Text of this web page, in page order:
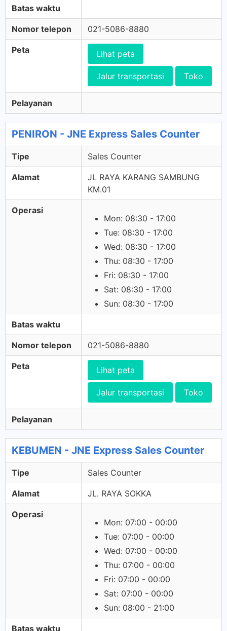
Batas waktu
Nomor telepon 021-5086-8880
Peta Lihat peta
Jalur transportasi Toko
Pelayanan
PENIRON - JNE Express Sales Counter
Tipe Sales Counter
Alamat
JL RAYA KARANG SAMBUNG
KM.01
Operasi
Mon: 08:30 - 17:00
Tue: 08:30 - 17:00
Wed: 08:30 - 17:00
Thu: 08:30 - 17:00
Fri: 08:30 - 17:00
Sat: 08:30 - 17:00
Sun: 08:30 - 17:00
Batas waktu
Nomor telepon 021-5086-8880
Peta Lihat peta
Jalur transportasi Toko
Pelayanan
KEBUMEN - JNE Express Sales Counter
Tipe Sales Counter
Alamat JL. RAYA SOKKA
Operasi
Mon: 07:00 - 00:00
Tue: 07:00 - 00:00
Wed: 07:00 - 00:00
Thu: 07:00 - 00:00
Fri: 07:00 - 00:00
Sat: 07:00 - 00:00
Sun: 08:00 - 21:00
Batas waktu